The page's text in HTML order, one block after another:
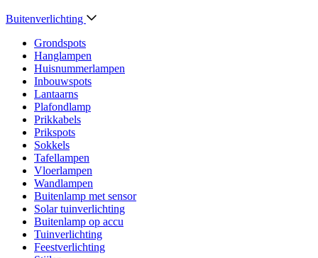
Buitenverlichting
Grondspots
Hanglampen
Huisnummerlampen
Inbouwspots
Lantaarns
Plafondlamp
Prikkabels
Prikspots
Sokkels
Tafellampen
Vloerlampen
Wandlampen
Buitenlamp met sensor
Solar tuinverlichting
Buitenlamp op accu
Tuinverlichting
Feestverlichting